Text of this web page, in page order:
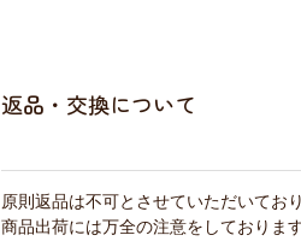
返品・交換について
原則返品は不可とさせていただいてお
商品出荷には万全の注意をしておりま